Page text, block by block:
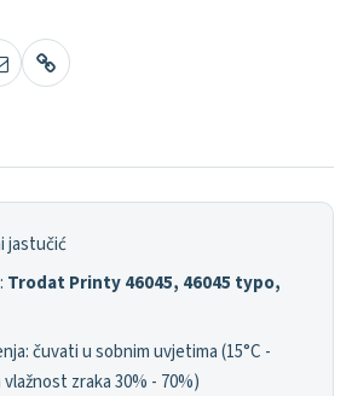
jastučić
Trodat Printy 46045, 46045 typo,
čuvati u sobnim uvjetima (15°C -
zraka 30% - 70%)